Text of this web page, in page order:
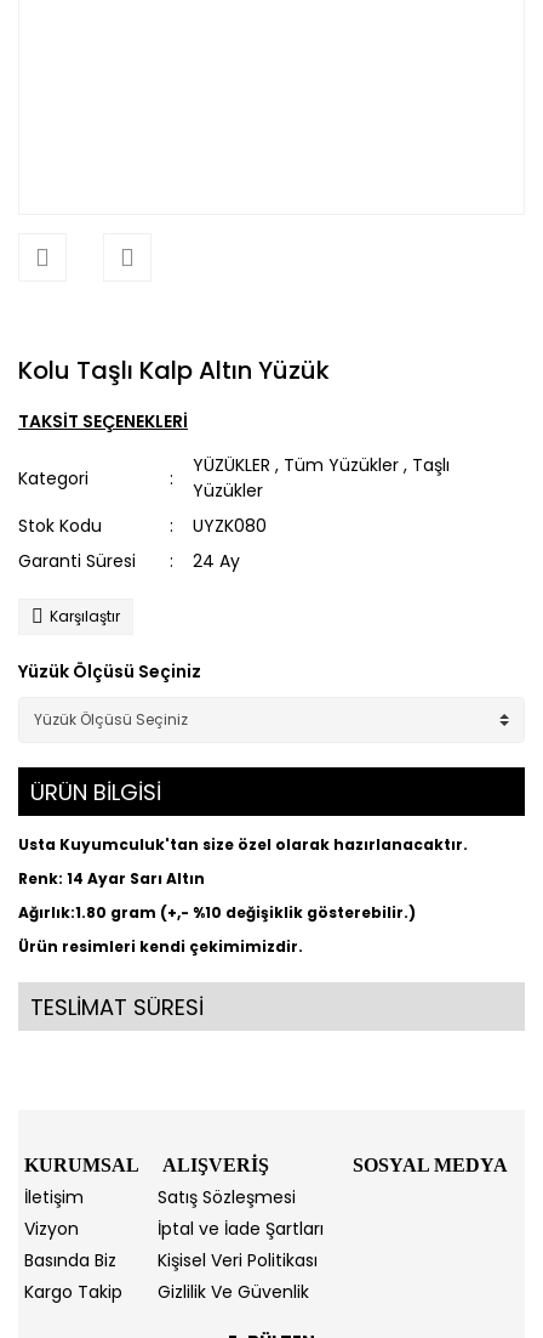
Kolu Taşlı Kalp Altın Yüzük
TAKSİT SEÇENEKLERİ
Kategori
YÜZÜKLER , Tüm Yüzükler , Taşlı
Yüzükler
Stok Kodu
UYZK080
Garanti Süresi
24 Ay
Karşılaştır
Yüzük Ölçüsü Seçiniz
ÜRÜN BİLGİSİ
Usta Kuyumculuk'tan size özel olarak hazırlanacaktır.
Renk: 14 Ayar Sarı Altın
Ağırlık:1.80 gram (+,- %10 değişiklik gösterebilir.)
Ürün resimleri kendi çekimimizdir.
TESLİMAT SÜRESİ
KURUMSAL ALIŞVERİŞ SOSYAL MEDYA
İletişim
Satış Sözleşmesi
Vizyon
İptal ve İade Şartları
Basında Biz
Kişisel Veri Politikası
Kargo Takip
Gizlilik Ve Güvenlik